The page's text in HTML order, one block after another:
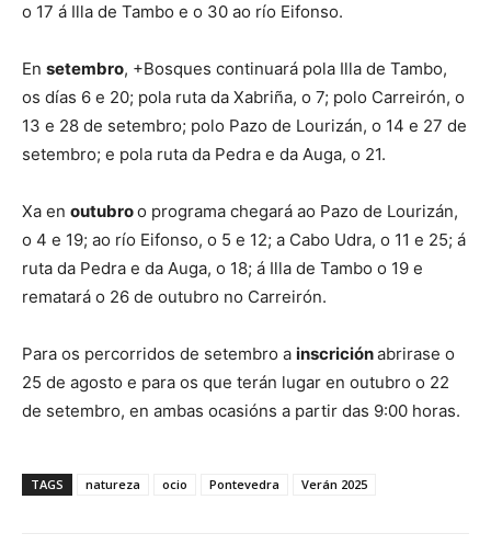
o 17 á Illa de Tambo e o 30 ao río Eifonso.
En setembro, +Bosques continuará pola Illa de Tambo,
os días 6 e 20; pola ruta da Xabriña, o 7; polo Carreirón, o
13 e 28 de setembro; polo Pazo de Lourizán, o 14 e 27 de
setembro; e pola ruta da Pedra e da Auga, o 21.
Xa en outubroo programa chegará ao Pazo de Lourizán,
o 4 e 19; ao río Eifonso, o 5 e 12; a Cabo Udra, o 11 e 25; á
ruta da Pedra e da Auga, o 18; á Illa de Tambo o 19 e
rematará o 26 de outubro no Carreirón.
Para os percorridos de setembro a inscriciónabrirase o
25 de agosto e para os que terán lugar en outubro o 22
de setembro, en ambas ocasións a partir das 9:00 horas.
TAGS natureza ocio Pontevedra Verán 2025